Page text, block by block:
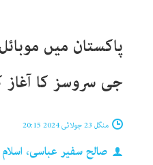
پاکستان میں
جی سروسز کا
منگل 23 جولائی 2024 20:15
صالح سفیر عباسی، اسلام